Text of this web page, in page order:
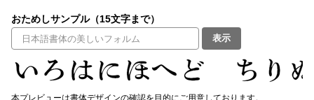
よくあるご質問
お問い合わせ
太さ・ウェイト
おためしサンプル（15文字まで）
表示